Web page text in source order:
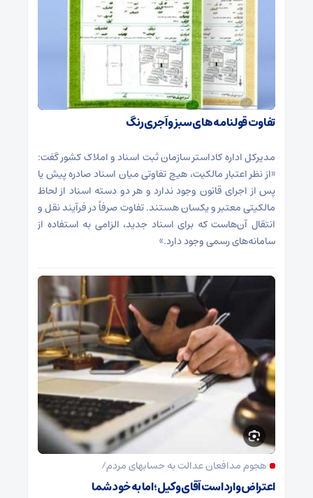
تفاوت قولنامه های سبز و آجری رنگ
مدیرکل اداره کاداستر سازمان ثبت اسناد و املاک کشور گفت:
«از نظر اعتبار مالکیت، هیچ تفاوتی میان اسناد صادره پیش یا
پس از اجرای قانون وجود ندارد و هر دو دسته اسناد از لحاظ
مالکیتی معتبر و یکسان هستند. تفاوت صرفاً در فرآیند نقل و
انتقال آن‌هاست که برای اسناد جدید، الزامی به استفاده از
سامانه‌های رسمی وجود دارد.»
هجوم مدافعان عدالت به حسابهای مردم/
اعتراض وارد است آقای وکیل؛ اما به خود شما